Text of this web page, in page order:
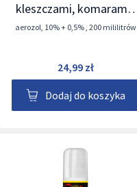
kleszczami, komarami i
meszkami
aerozol, 10% + 0,5%, 200 mililitrów
24,99 zł
Dodaj do koszyka